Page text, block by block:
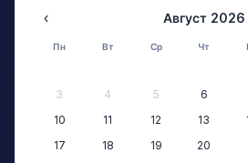
‹ Август 2026
Пн Вт Ср Чт
3
4 5 6
10
11 12 13
17
18 19 20